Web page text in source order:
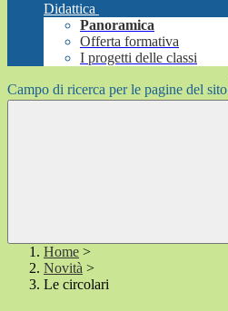
Didattica
Panoramica
Offerta formativa
I progetti delle classi
Campo di ricerca per le pagine del sito
Home >
Novità >
Le circolari